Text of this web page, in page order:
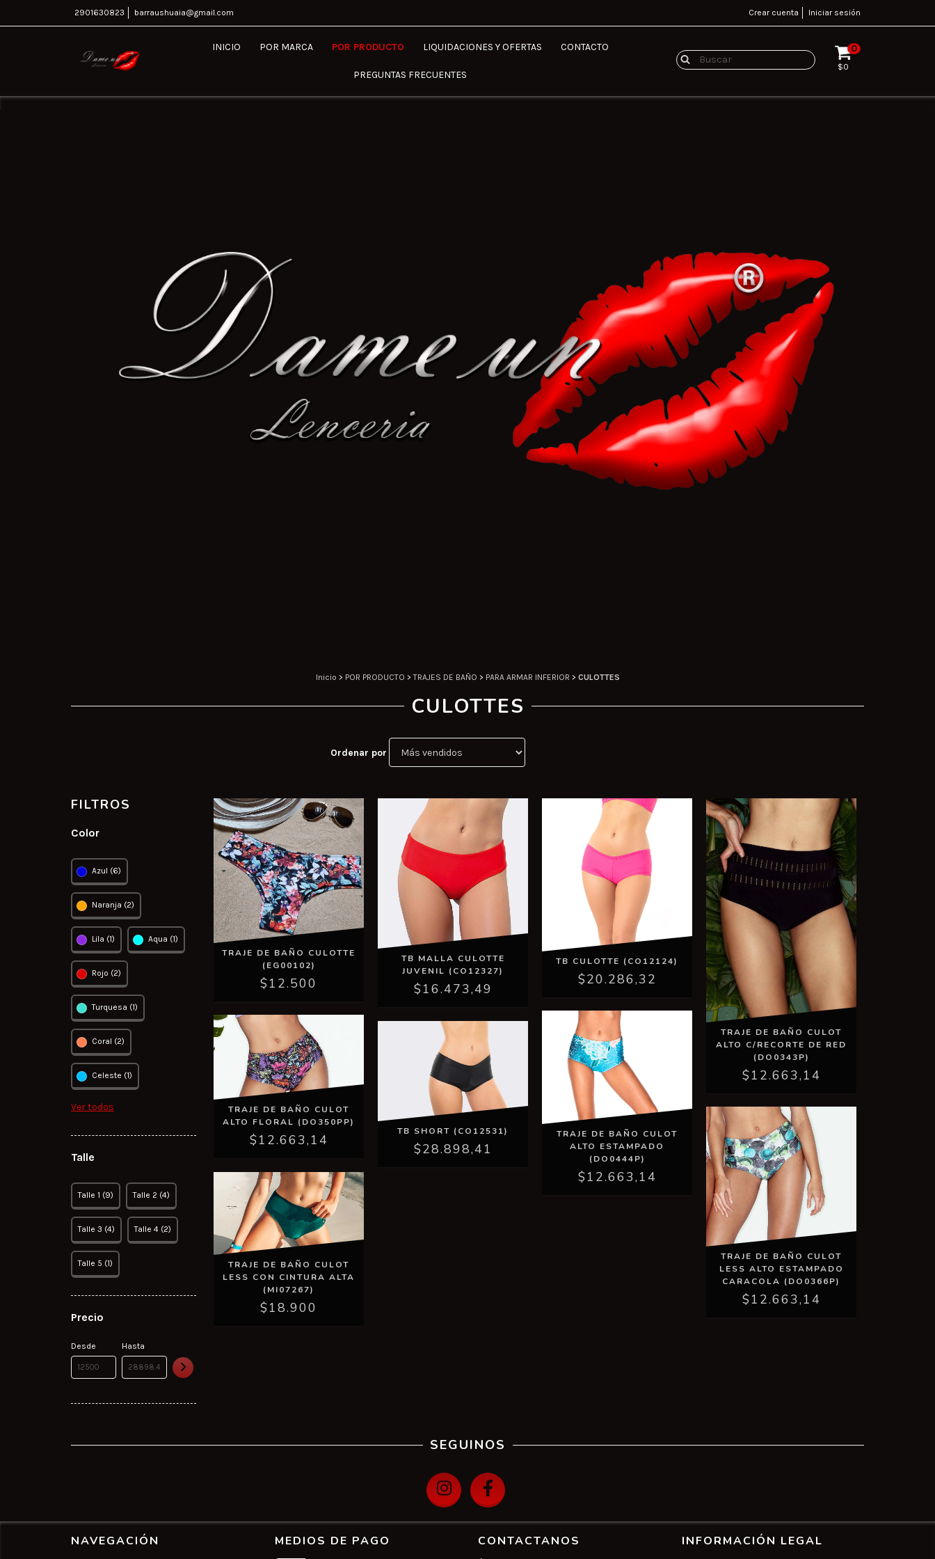
2901630823 barraushuaia@gmail.com Crear cuenta Iniciar sesión
INICIO POR MARCA POR PRODUCTO LIQUIDACIONES Y OFERTAS CONTACTO
PREGUNTAS FRECUENTES
0
$0
Inicio > POR PRODUCTO > TRAJES DE BAÑO > PARA ARMAR INFERIOR > CULOTTES
CULOTTES
Ordenar por
FILTROS
Color
Azul (6)
Naranja (2)
Lila (1) Aqua (1)
Rojo (2)
Turquesa (1)
Coral (2)
Celeste (1)
Ver todos
Talle
Talle 1 (9) Talle 2 (4)
Talle 3 (4) Talle 4 (2)
Talle 5 (1)
Precio
Desde Hasta
TRAJE DE BAÑO CULOTTE
(EG00102)
$12.500
TB MALLA CULOTTE
JUVENIL (CO12327)
$16.473,49
TB CULOTTE (CO12124)
$20.286,32
TRAJE DE BAÑO CULOT
ALTO C/RECORTE DE RED
(DO0343P)
$12.663,14
TRAJE DE BAÑO CULOT
ALTO FLORAL (DO350PP)
$12.663,14
TB SHORT (CO12531)
$28.898,41
TRAJE DE BAÑO CULOT
ALTO ESTAMPADO
(DO0444P)
$12.663,14
TRAJE DE BAÑO CULOT
LESS ALTO ESTAMPADO
CARACOLA (DO0366P)
$12.663,14
TRAJE DE BAÑO CULOT
LESS CON CINTURA ALTA
(MI07267)
$18.900
SEGUINOS
NAVEGACIÓN MEDIOS DE PAGO CONTACTANOS INFORMACIÓN LEGAL